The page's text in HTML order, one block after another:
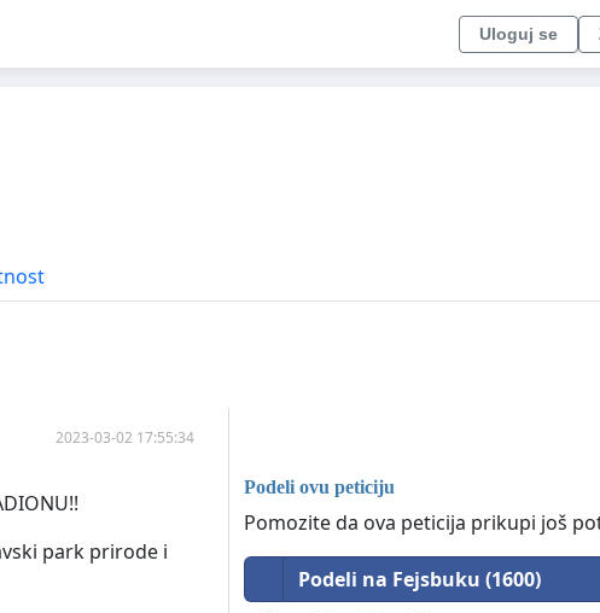
Uloguj se
2023-03-02 17:55:34
park prirode i
Podeli ovu peticiju
Pomozite da ova peticija prikupi još
Podeli na Fejsbuku (1600)